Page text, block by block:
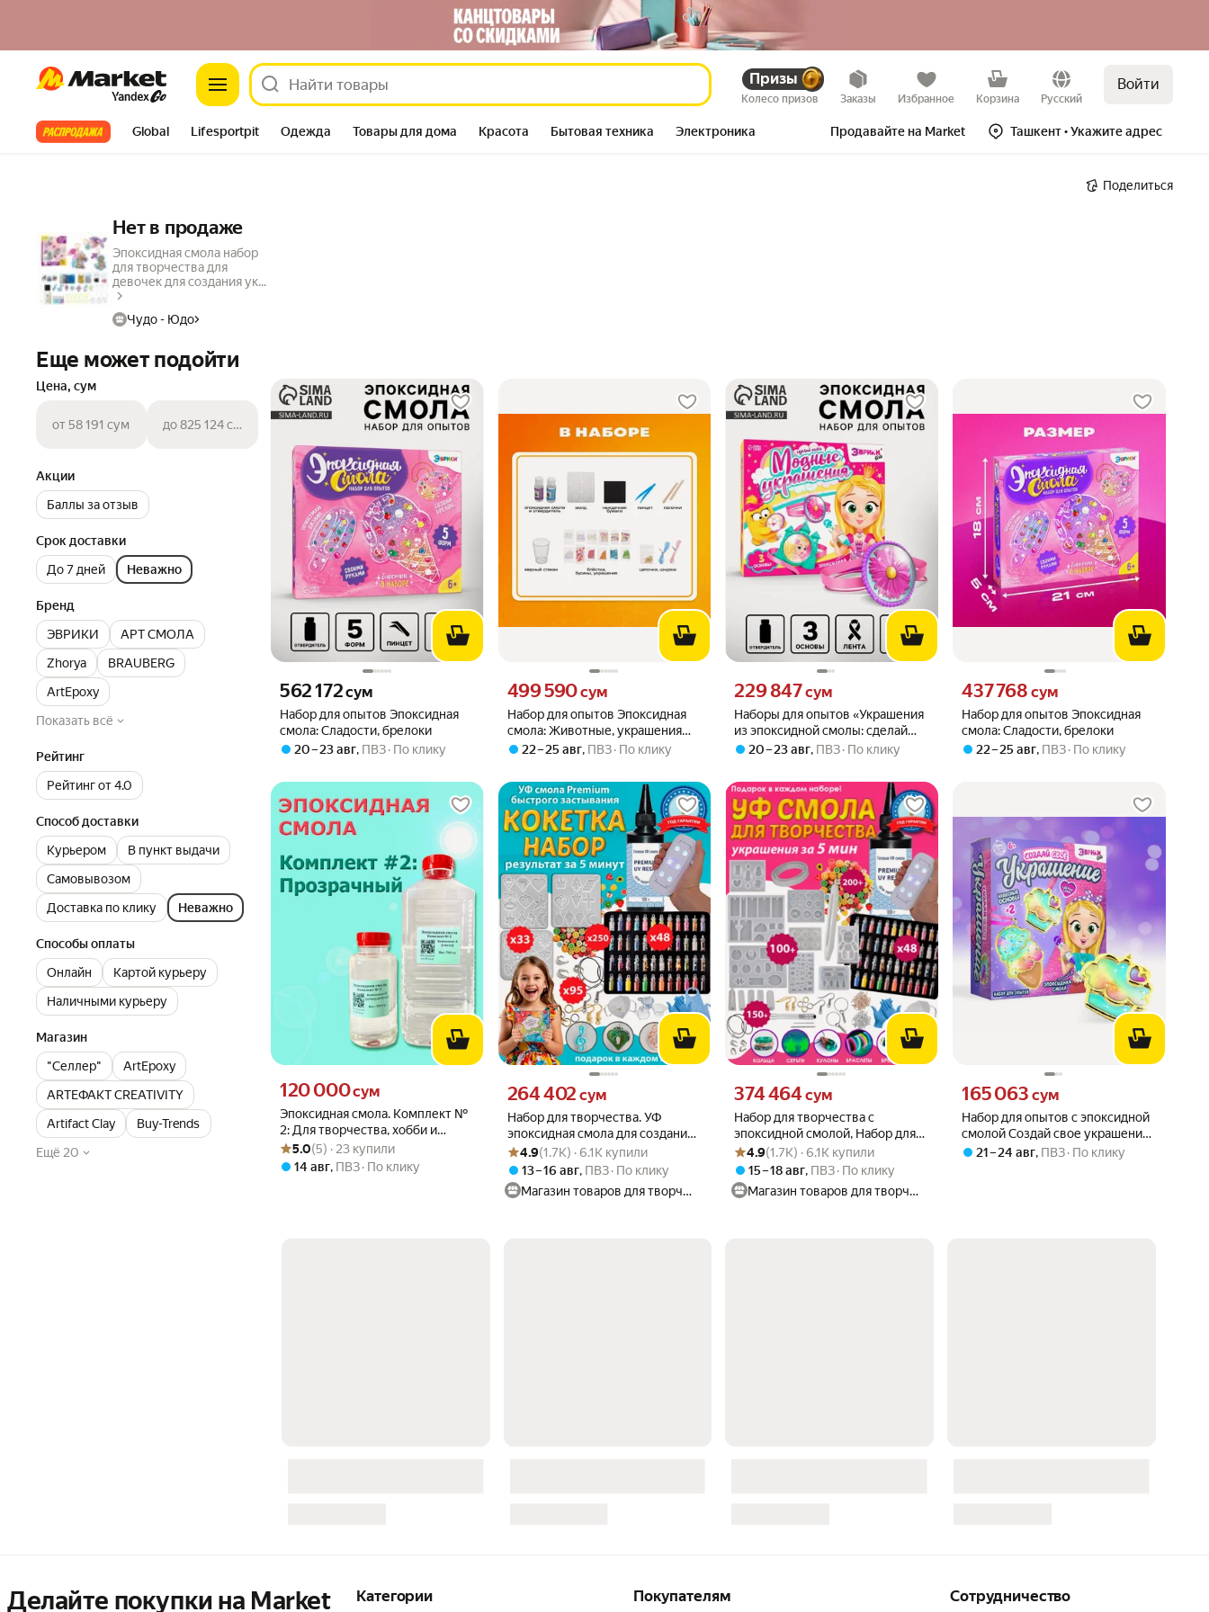
Market Призы
Колесо призов Заказы Избранное Корзина Русский
Войти
Все хиты Global Lifesportpit Одежда Товары для дома Красота Бытовая техника Электроника Продавайте на Market Ташкент• Укажите адрес
Поделиться
Нет в продаже
Эпоксидная смола набор
для творчества для
девочек для создания ук...
Чудо - Юдо
Еще может подойти
Цена, сум
от 58 191 сум до 825 124 сум
Акции
Баллы за отзыв
Срок доставки
До 7 дней
Неважно
Бренд
ЭВРИКИ
АРТ СМОЛА
Zhorya
BRAUBERG
ArtEpoxy
Показать всё
Рейтинг
Рейтинг от 4.0
Способ доставки
Курьером
В пункт выдачи
Самовывозом
Доставка по клику
Неважно
Способы оплаты
Онлайн
Картой курьеру
Наличными курьеру
Магазин
"Селлер"
ArtEpoxy
ARTEФАКТ CREATIVITY
Artifact Clay
Buy-Trends
Ещё 20
Набор для опытов Эпоксидная
смола: Сладости, брелоки
Цена 562172 сум вместо
562 172сум
20 – 23 авг, ПВЗ По клику
Набор для опытов Эпоксидная
смола: Животные, украшения
для девочек, своими руками
Цена 499590 сум вместо
499 590сум
22 – 25 авг, ПВЗ По клику
Наборы для опытов «Украшения
из эпоксидной смолы: сделай
сам кулон и браслеты»
Цена 229847 сум вместо
229 847сум
20 – 23 авг, ПВЗ По клику
Набор для опытов Эпоксидная
смола: Сладости, брелоки
Цена 437768 сум вместо
437 768 сум
22 – 25 авг, ПВЗ По клику
Эпоксидная смола. Комплект №
2: Для творчества, хобби и
резин арта [0.5 кг]
Цена 120000 сум вместо
120 000сум
Рейтинг товара: 5.0 из 5
Оценок: (5) · 23 купили
5.0(5) · 23 купили
14 авг, ПВЗ По клику
Набор для творчества. УФ
эпоксидная смола для создания
украшений. Подарок
Цена 264402 сум вместо
264 402 сум
Рейтинг товара: 4.9 из 5
Оценок: (1.7K) · 6.1K купили
4.9(1.7K) · 6.1K купили
13 – 16 авг, ПВЗ По клику
Магазин товаров для творчества МАЙ
Набор для творчества с
эпоксидной смолой, Набор для
создания украшений. Подарок
ребенку
Цена 374464 сум вместо
374 464 сум
Рейтинг товара: 4.9 из 5
Оценок: (1.7K) · 6.1K купили
4.9(1.7K) · 6.1K купили
15 – 18 авг, ПВЗ По клику
Магазин товаров для творчества МАЙ
Набор для опытов с эпоксидной
смолой Создай свое украшение ,
пироженки
Цена 165063 сум вместо
165 063 сум
21 – 24 авг, ПВЗ По клику
Делайте покупки на Market Категории Покупателям Сотрудничество